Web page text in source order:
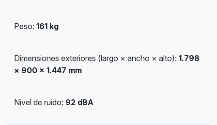
Peso: 161 kg
Dimensiones exteriores (largo × ancho × alto): 1.798
× 900 × 1.447 mm
Nivel de ruido: 92 dBA